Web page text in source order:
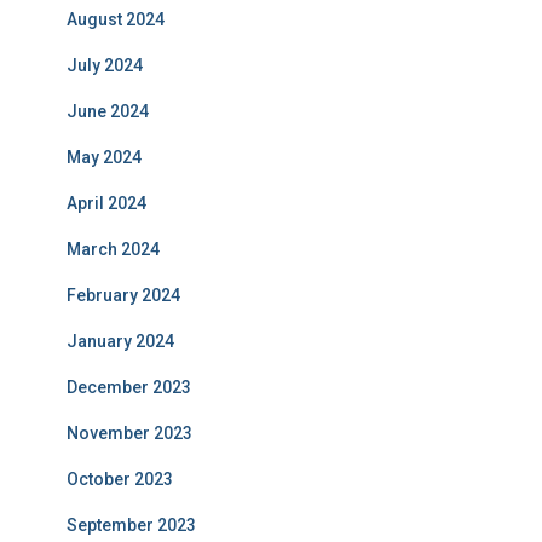
August 2024
July 2024
June 2024
May 2024
April 2024
March 2024
February 2024
January 2024
December 2023
November 2023
October 2023
September 2023